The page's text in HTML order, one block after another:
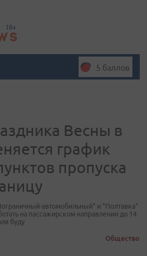
5 баллов
Весны в
график
пропуска
автомобильный" и "Полтавка"
на пассажирском направлении до 14
буду
Общество